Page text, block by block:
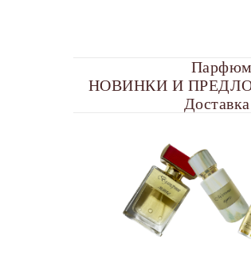
НОВИНКИ И